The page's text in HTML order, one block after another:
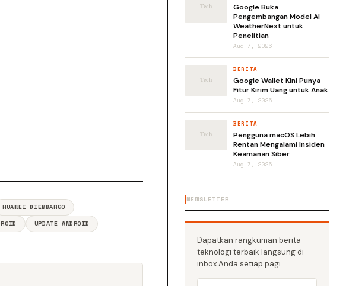
HUAWEI DIEMBARGO
UPDATE ANDROID
Google Buka
Pengembangan Model AI
WeatherNext untuk
Penelitian
Aug 7, 2026
BERITA
Google Wallet Kini Punya
Fitur Kirim Uang untuk Anak
Aug 7, 2026
BERITA
Pengguna macOS Lebih
Rentan Mengalami Insiden
Keamanan Siber
Aug 7, 2026
NEWSLETTER
Dapatkan rangkuman berita
teknologi terbaik langsung di
inbox Anda setiap pagi.